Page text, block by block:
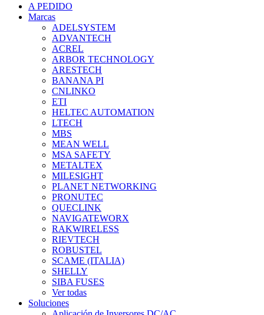
A PEDIDO
Marcas
ADELSYSTEM
ADVANTECH
ACREL
ARBOR TECHNOLOGY
ARESTECH
BANANA PI
CNLINKO
ETI
HELTEC AUTOMATION
LTECH
MBS
MEAN WELL
MSA SAFETY
METALTEX
MILESIGHT
PLANET NETWORKING
PRONUTEC
QUECLINK
NAVIGATEWORX
RAKWIRELESS
RIEVTECH
ROBUSTEL
SCAME (ITALIA)
SHELLY
SIBA FUSES
Ver todas
Soluciones